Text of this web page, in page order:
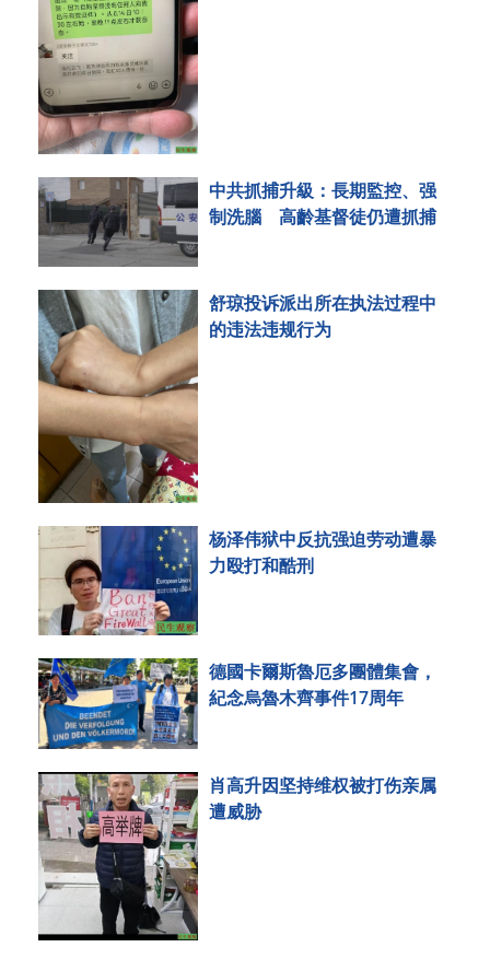
中共抓捕升級：長期監控、强
制洗腦 高齡基督徒仍遭抓捕
舒琼投诉派出所在执法过程中
的违法违规行为
杨泽伟狱中反抗强迫劳动遭暴
力殴打和酷刑
德國卡爾斯魯厄多團體集會，
紀念烏魯木齊事件17周年
肖高升因坚持维权被打伤亲属
遭威胁